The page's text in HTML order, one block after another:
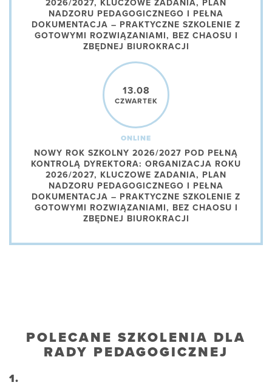
2026/2027, KLUCZOWE ZADANIA, PLAN
NADZORU PEDAGOGICZNEGO I PEŁNA
DOKUMENTACJA – PRAKTYCZNE SZKOLENIE Z
GOTOWYMI ROZWIĄZANIAMI, BEZ CHAOSU I
ZBĘDNEJ BIUROKRACJI
13.08
CZWARTEK
ONLINE
NOWY ROK SZKOLNY 2026/2027 POD PEŁNĄ
KONTROLĄ DYREKTORA: ORGANIZACJA ROKU
2026/2027, KLUCZOWE ZADANIA, PLAN
NADZORU PEDAGOGICZNEGO I PEŁNA
DOKUMENTACJA – PRAKTYCZNE SZKOLENIE Z
GOTOWYMI ROZWIĄZANIAMI, BEZ CHAOSU I
ZBĘDNEJ BIUROKRACJI
POLECANE SZKOLENIA DLA
RADY PEDAGOGICZNEJ
1.